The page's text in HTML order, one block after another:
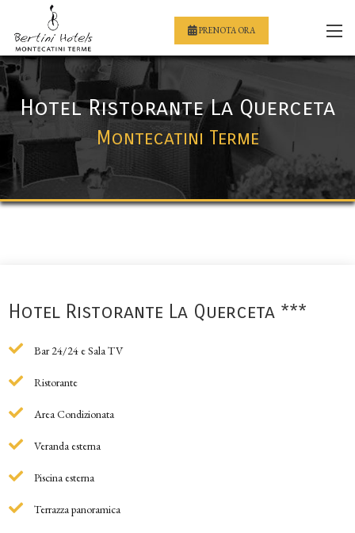
PRENOTA ORA
Montecatini Terme
Hotel Ristorante La Querceta
Hotel Ristorante La Querceta ***
Bar 24/24 e Sala TV
Ristorante
Area Condizionata
Veranda esterna
Piscina esterna
Terrazza panoramica